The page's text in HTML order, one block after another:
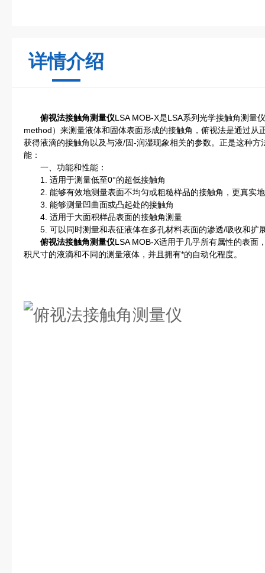
详情介绍
俯视法接触角测量仪LSA MOB-X是LSA系列光学接触角测量
method）来测量液体和固体表面形成的接触角，俯视法是通过从
获得液滴的接触角以及与液/固-润湿现象相关的参数。正是这种
能：
一、功能和性能：
1. 适用于测量低至0°的超低接触角
2. 能够有效地测量表面不均匀或粗糙样品的接触角，更真实
3. 能够测量凹曲面或凸起处的接触角
4. 适用于大面积样品表面的接触角测量
5. 可以同时测量和表征液体在多孔材料表面的渗透/吸收和扩
俯视法接触角测量仪LSA MOB-X适用于几乎所有属性的表面
积尺寸的液滴和不同的测量液体，并且拥有*的自动化程度。